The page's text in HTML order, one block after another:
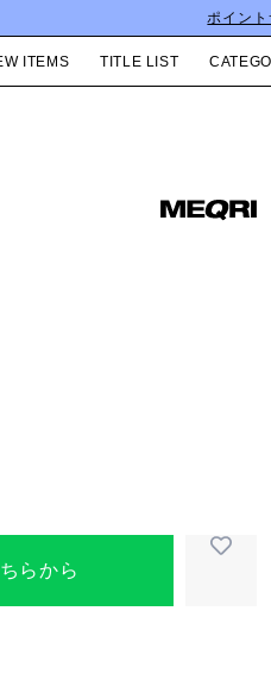
ポイン
ITEMS TITLE LIST
らから